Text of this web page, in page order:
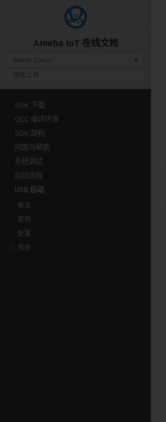
Ameba IoT 在线文档
latest: Linux ▾
SDK 下载
GCC 编译环境
SDK 架构
问题与帮助
系统调试
启动流程
USB 启动
概览
架构
配置
用途